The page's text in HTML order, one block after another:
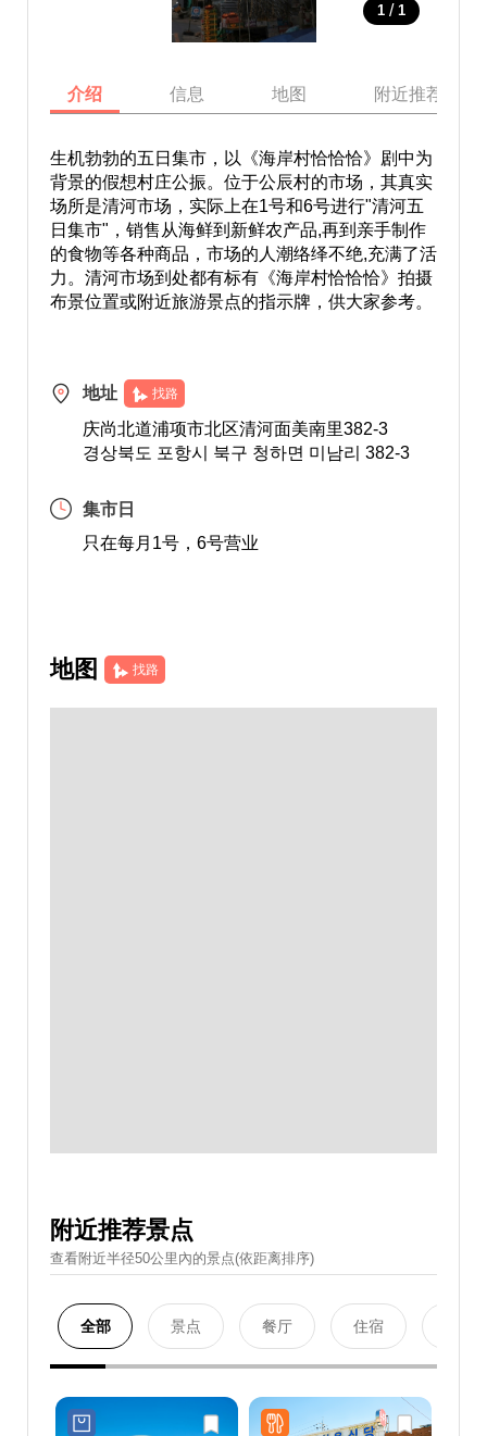
1 / 1
介绍 信息 地图 附近推荐景点
生机勃勃的五日集市，以《海岸村恰恰恰》剧中为
背景的假想村庄公振。位于公辰村的市场，其真实
场所是清河市场，实际上在1号和6号进行"清河五
日集市"，销售从海鲜到新鲜农产品,再到亲手制作
的食物等各种商品，市场的人潮络绎不绝,充满了活
力。清河市场到处都有标有《海岸村恰恰恰》拍摄
布景位置或附近旅游景点的指示牌，供大家参考。
地址 找路
庆尚北道浦项市北区清河面美南里382-3
경상북도 포항시 북구 청하면 미남리 382-3
集市日
只在每月1号，6号营业
地图 找路
附近推荐景点
查看附近半径50公里內的景点(依距离排序)
全部 景点 餐厅 住宿